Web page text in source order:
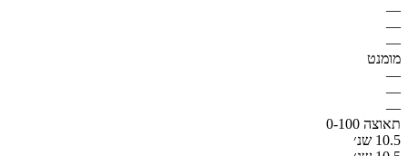
—
—
—
מומנט
—
—
—
תאוצה 0-100
10.5 שנ׳